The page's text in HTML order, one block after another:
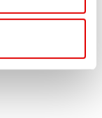
bij
Hotels